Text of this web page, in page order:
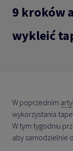
9 kroków
wykleić
W poprzednim
wykorzystania
W tym tygodniu
aby samodzielnie